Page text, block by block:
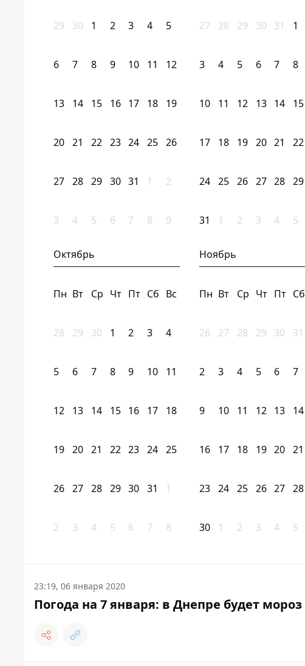
29 30 1 2 3 4 5
6 7 8 9 10 11 12
13 14 15 16 17 18 19
20 21 22 23 24 25 26
27 28 29 30 31 1 2
3 4 5 6 7 8 9
27 28 29 30 31 1
3 4 5 6 7 8
10 11 12 13 14 15
17 18 19 20 21 22
24 25 26 27 28 29
31 1 2 3 4 5
Октябрь
Пн Вт Ср Чт Пт Сб Вс
28 29 30 1 2 3 4
5 6 7 8 9 10 11
12 13 14 15 16 17 18
19 20 21 22 23 24 25
26 27 28 29 30 31 1
2 3 4 5 6 7 8
Ноябрь
Пн Вт Ср Чт Пт Сб
26 27 28 29 30 31
2 3 4 5 6 7
9 10 11 12 13 14
16 17 18 19 20 21
23 24 25 26 27 28
30 1 2 3 4 5
23:19, 06 января 2020
Погода на 7 января: в Днепре будет мороз